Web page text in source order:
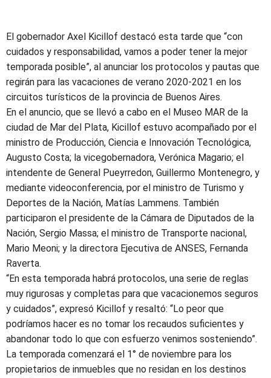
El gobernador Axel Kicillof destacó esta tarde que “con
cuidados y responsabilidad, vamos a poder tener la mejor
temporada posible”, al anunciar los protocolos y pautas que
regirán para las vacaciones de verano 2020-2021 en los
circuitos turísticos de la provincia de Buenos Aires.
En el anuncio, que se llevó a cabo en el Museo MAR de la
ciudad de Mar del Plata, Kicillof estuvo acompañado por el
ministro de Producción, Ciencia e Innovación Tecnológica,
Augusto Costa; la vicegobernadora, Verónica Magario; el
intendente de General Pueyrredon, Guillermo Montenegro, y
mediante videoconferencia, por el ministro de Turismo y
Deportes de la Nación, Matías Lammens. También
participaron el presidente de la Cámara de Diputados de la
Nación, Sergio Massa; el ministro de Transporte nacional,
Mario Meoni; y la directora Ejecutiva de ANSES, Fernanda
Raverta.
“En esta temporada habrá protocolos, una serie de reglas
muy rigurosas y completas para que vacacionemos seguros
y cuidados”, expresó Kicillof y resaltó: “Lo peor que
podríamos hacer es no tomar los recaudos suficientes y
abandonar todo lo que con esfuerzo venimos sosteniendo”.
La temporada comenzará el 1° de noviembre para los
propietarios de inmuebles que no residan en los destinos